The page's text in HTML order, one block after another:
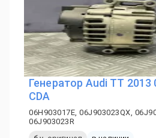
Генератор Audi TT 2013
CDA
06H903017E, 06J903023QX,
06J903023R